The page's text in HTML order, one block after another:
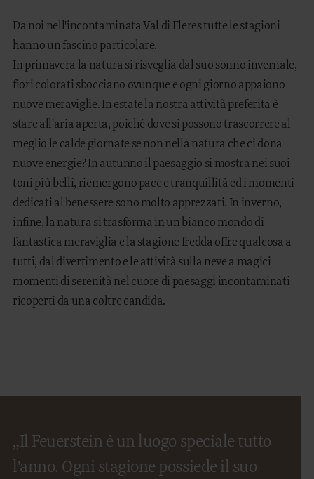
Da noi nell'incontaminata Val di Fleres tutte le stagioni
hanno un fascino particolare.
In primavera la natura si risveglia dal suo sonno invernale,
fiori colorati sbocciano ovunque e ogni giorno appaiono
nuove meraviglie. In estate la nostra attività preferita è
stare all'aria aperta, poiché dove si possono trascorrere al
meglio le calde giornate se non nella natura che ci dona
nuove energie? In autunno il paesaggio si mostra nei suoi
toni più belli, riemergono pace e tranquillità ed i momenti
dedicati al benessere sono molto apprezzati. In inverno,
infine, la natura si trasforma in un bianco mondo di
fantastica meraviglia e la stagione fredda offre qualcosa a
tutti, dal divertimento e le attività sulla neve a magici
momenti di serenità nel cuore di paesaggi incontaminati
ricoperti da una coltre candida.
„Il Feuerstein è un luogo speciale tutto
l'anno. Ogni stagione possiede il suo